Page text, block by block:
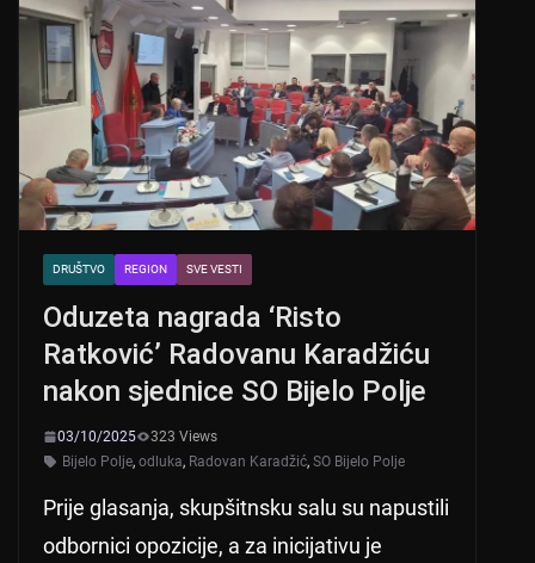
DRUŠTVO REGION SVE VESTI
Oduzeta nagrada ‘Risto
Ratković’ Radovanu Karadžiću
nakon sjednice SO Bijelo Polje
03/10/2025
323 Views
Bijelo Polje, odluka, Radovan Karadžić, SO Bijelo Polje
Prije glasanja, skupšitnsku salu su napustili
odbornici opozicije, a za inicijativu je